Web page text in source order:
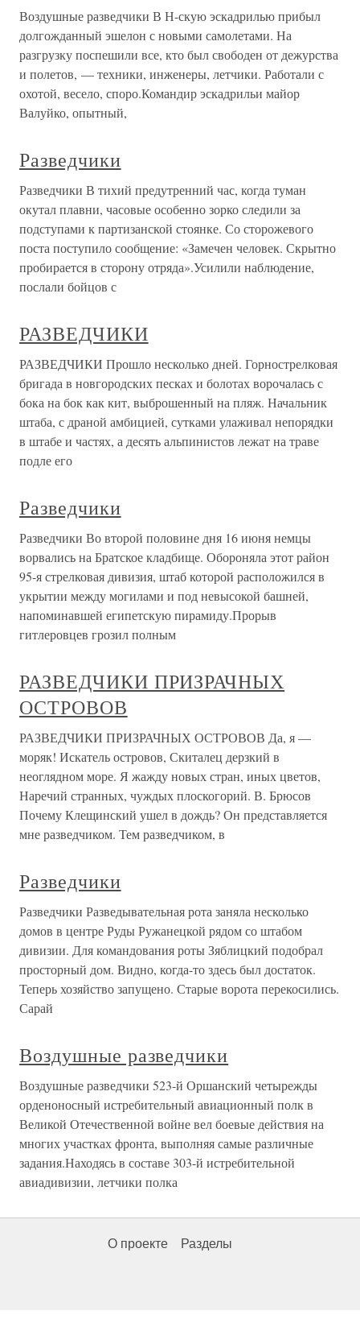
Воздушные разведчики В Н-скую эскадрилью прибыл
долгожданный эшелон с новыми самолетами. На
разгрузку поспешили все, кто был свободен от дежурства
и полетов, — техники, инженеры, летчики. Работали с
охотой, весело, споро.Командир эскадрильи майор
Валуйко, опытный,
Разведчики
Разведчики В тихий предутренний час, когда туман
окутал плавни, часовые особенно зорко следили за
подступами к партизанской стоянке. Со сторожевого
поста поступило сообщение: «Замечен человек. Скрытно
пробирается в сторону отряда».Усилили наблюдение,
послали бойцов с
РАЗВЕДЧИКИ
РАЗВЕДЧИКИ Прошло несколько дней. Горнострелковая
бригада в новгородских песках и болотах ворочалась с
бока на бок как кит, выброшенный на пляж. Начальник
штаба, с драной амбицией, сутками улаживал непорядки
в штабе и частях, а десять альпинистов лежат на траве
подле его
Разведчики
Разведчики Во второй половине дня 16 июня немцы
ворвались на Братское кладбище. Обороняла этот район
95-я стрелковая дивизия, штаб которой расположился в
укрытии между могилами и под невысокой башней,
напоминавшей египетскую пирамиду.Прорыв
гитлеровцев грозил полным
РАЗВЕДЧИКИ ПРИЗРАЧНЫХ
ОСТРОВОВ
РАЗВЕДЧИКИ ПРИЗРАЧНЫХ ОСТРОВОВ Да, я —
моряк! Искатель островов, Скиталец дерзкий в
неоглядном море. Я жажду новых стран, иных цветов,
Наречий странных, чуждых плоскогорий. В. Брюсов
Почему Клещинский ушел в дождь? Он представляется
мне разведчиком. Тем разведчиком, в
Разведчики
Разведчики Разведывательная рота заняла несколько
домов в центре Руды Ружанецкой рядом со штабом
дивизии. Для командования роты Зяблицкий подобрал
просторный дом. Видно, когда-то здесь был достаток.
Теперь хозяйство запущено. Старые ворота перекосились.
Сарай
Воздушные разведчики
Воздушные разведчики 523-й Оршанский четырежды
орденоносный истребительный авиационный полк в
Великой Отечественной войне вел боевые действия на
многих участках фронта, выполняя самые различные
задания.Находясь в составе 303-й истребительной
авиадивизии, летчики полка
О проекте Разделы